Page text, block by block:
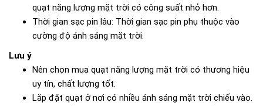
quạt năng lượng mặt trời có công suất nhỏ hơn.
Thời gian sạc pin lâu: Thời gian sạc pin phụ thuộc vào
cường độ ánh sáng mặt trời.
Lưu ý
Nên chọn mua quạt năng lượng mặt trời có thương hiệu
uy tín, chất lượng tốt.
Lắp đặt quạt ở nơi có nhiều ánh sáng mặt trời chiếu vào.